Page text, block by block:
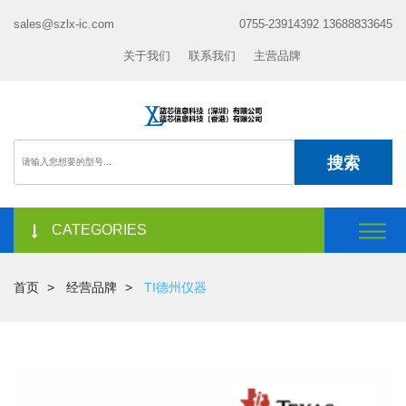
sales@szlx-ic.com 0755-23914392 13688833645
关于我们 联系我们 主营品牌
搜索
CATEGORIES
首页 经营品牌 TI德州仪器